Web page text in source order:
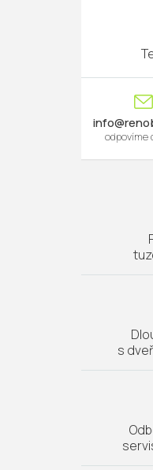
info@
s